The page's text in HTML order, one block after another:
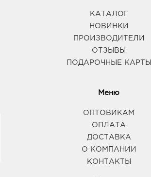
КАТАЛОГ
НОВИНКИ
ПРОИЗВОДИТЕЛИ
ОТЗЫВЫ
ПОДАРОЧНЫЕ КАРТЫ
Меню
ОПТОВИКАМ
ОПЛАТА
ДОСТАВКА
О КОМПАНИИ
КОНТАКТЫ